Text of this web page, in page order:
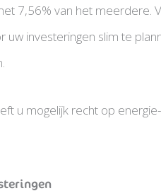
7,56% van het meerdere.
uw investeringen slim te
u mogelijk recht op